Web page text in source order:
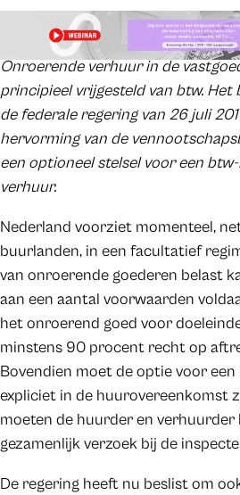
Onroerende verhuur in de
principieel vrijgesteld van btw.
de federale regering van 26 juli
hervorming van de
een optioneel stelsel voor een
verhuur.
Nederland voorziet momenteel,
buurlanden, in een facultatief
van onroerende goederen belast
aan een aantal voorwaarden
het onroerend goed voor
minstens 90 procent recht op
Bovendien moet de optie voor
expliciet in de huurovereenkomst
moeten de huurder en verhuurder
gezamenlijk verzoek bij de
De regering heeft nu beslist om